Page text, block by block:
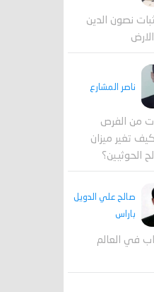
نصون الدين
ناصر المشارع
من الفرص
تغير ميزان
الحوثيين؟
صالح علي الدويل
باراس
في العالم